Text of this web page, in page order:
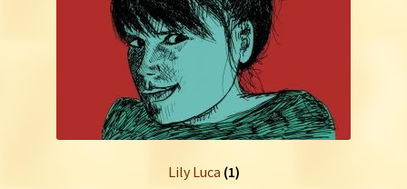
Lily Luca (1)